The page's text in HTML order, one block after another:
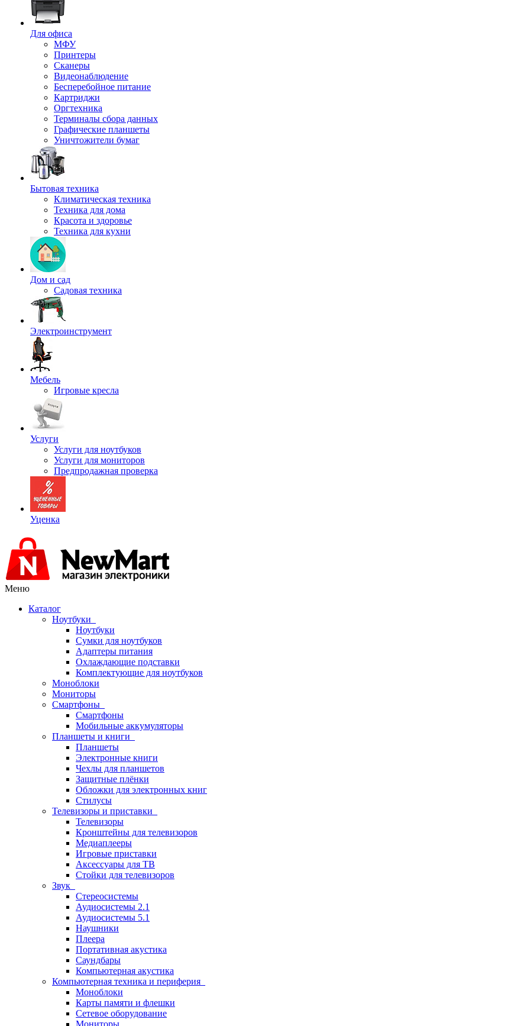
Для офиса
МФУ
Принтеры
Сканеры
Видеонаблюдение
Бесперебойное питание
Картриджи
Оргтехника
Терминалы сбора данных
Графические планшеты
Уничтожители бумаг
Бытовая техника
Климатическая техника
Техника для дома
Красота и здоровье
Техника для кухни
Дом и сад
Садовая техника
Электроинструмент
Мебель
Игровые кресла
Услуги
Услуги для ноутбуков
Услуги для мониторов
Предпродажная проверка
Уценка
Меню
Каталог
Ноутбуки
Ноутбуки
Сумки для ноутбуков
Адаптеры питания
Охлаждающие подставки
Комплектующие для ноутбуков
Моноблоки
Мониторы
Смартфоны
Смартфоны
Мобильные аккумуляторы
Планшеты и книги
Планшеты
Электронные книги
Чехлы для планшетов
Защитные плёнки
Обложки для электронных книг
Стилусы
Телевизоры и приставки
Телевизоры
Кронштейны для телевизоров
Медиаплееры
Игровые приставки
Аксессуары для ТВ
Стойки для телевизоров
Звук
Стереосистемы
Аудиосистемы 2.1
Аудиосистемы 5.1
Наушники
Плеера
Портативная акустика
Саундбары
Компьютерная акустика
Компьютерная техника и периферия
Моноблоки
Карты памяти и флешки
Сетевое оборудование
Мониторы